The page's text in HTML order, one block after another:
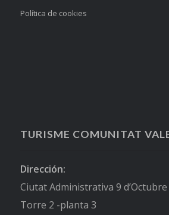
Política de cookies
TURISME COMUNITAT
Dirección:
Ciutat Administrativa 9 d’Octubre
Torre 2 -planta 3